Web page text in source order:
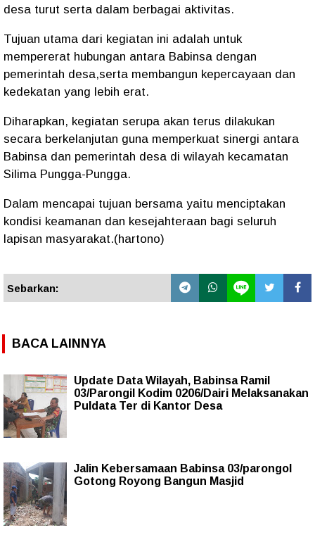
desa turut serta dalam berbagai aktivitas.
Tujuan utama dari kegiatan ini adalah untuk
mempererat hubungan antara Babinsa dengan
pemerintah desa,serta membangun kepercayaan dan
kedekatan yang lebih erat.
Diharapkan, kegiatan serupa akan terus dilakukan
secara berkelanjutan guna memperkuat sinergi antara
Babinsa dan pemerintah desa di wilayah kecamatan
Silima Pungga-Pungga.
Dalam mencapai tujuan bersama yaitu menciptakan
kondisi keamanan dan kesejahteraan bagi seluruh
lapisan masyarakat.(hartono)
Sebarkan:
BACA LAINNYA
Update Data Wilayah, Babinsa Ramil
03/Parongil Kodim 0206/Dairi Melaksanakan
Puldata Ter di Kantor Desa
Jalin Kebersamaan Babinsa 03/parongol
Gotong Royong Bangun Masjid